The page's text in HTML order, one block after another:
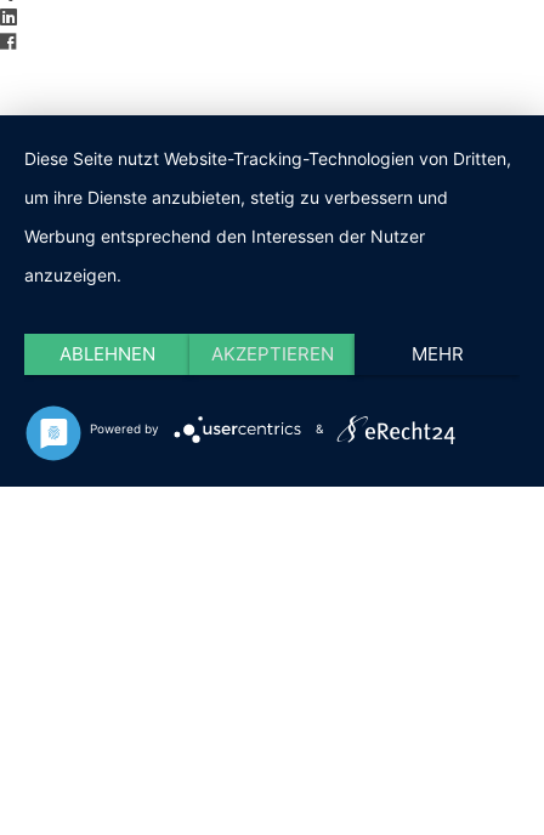
Diese Seite nutzt Website-Tracking-Technologien von Dritten,
um ihre Dienste anzubieten, stetig zu verbessern und
Werbung entsprechend den Interessen der Nutzer
anzuzeigen.
ABLEHNEN AKZEPTIEREN MEHR
Powered by &